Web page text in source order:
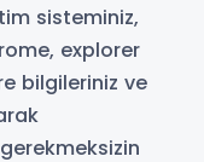
sisteminiz,
explorer
bilgileriniz ve